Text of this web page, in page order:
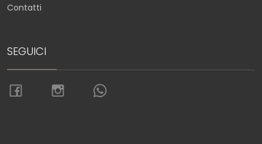
Contatti
SEGUICI